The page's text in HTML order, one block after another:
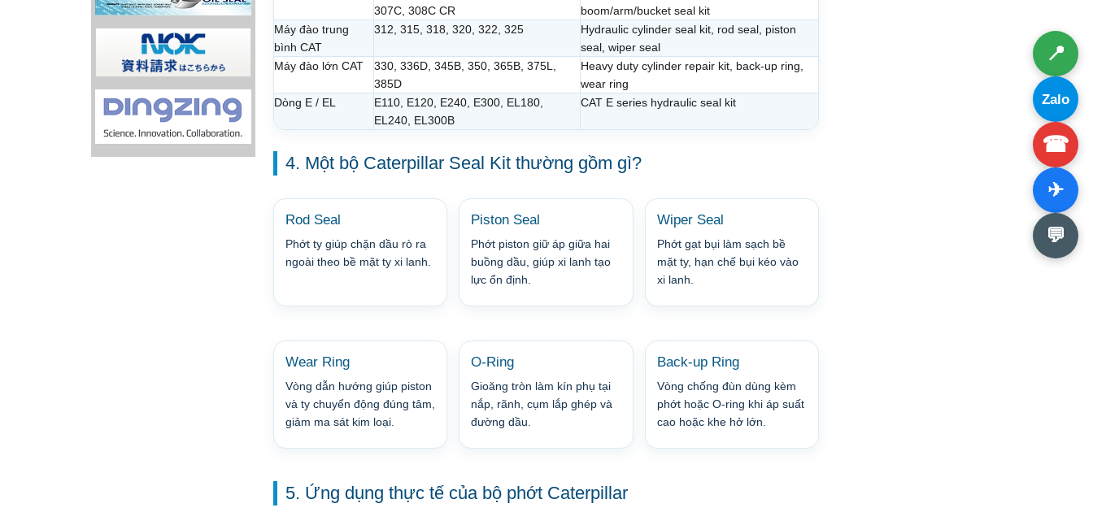
307C, 308C CR
boom/arm/bucket seal kit
Máy đào trung
bình CAT
312, 315, 318, 320, 322, 325
Hydraulic cylinder seal kit, rod seal, piston
seal, wiper seal
Máy đào lớn CAT
330, 336D, 345B, 350, 365B, 375L,
385D
Heavy duty cylinder repair kit, back-up ring,
wear ring
Dòng E / EL
E110, E120, E240, E300, EL180,
EL240, EL300B
CAT E series hydraulic seal kit
4. Một bộ Caterpillar Seal Kit thường gồm gì?
Rod Seal
Phớt ty giúp chặn dầu rò ra
ngoài theo bề mặt ty xi lanh.
Piston Seal
Phớt piston giữ áp giữa hai
buồng dầu, giúp xi lanh tạo
lực ổn định.
Wiper Seal
Phớt gạt bụi làm sạch bề
mặt ty, hạn chế bụi kéo vào
xi lanh.
Wear Ring
Vòng dẫn hướng giúp piston
và ty chuyển động đúng tâm,
giảm ma sát kim loại.
O-Ring
Gioăng tròn làm kín phụ tại
nắp, rãnh, cụm lắp ghép và
đường dầu.
Back-up Ring
Vòng chống đùn dùng kèm
phớt hoặc O-ring khi áp suất
cao hoặc khe hở lớn.
5. Ứng dụng thực tế của bộ phớt Caterpillar
📍
Zalo
☎
✈
💬